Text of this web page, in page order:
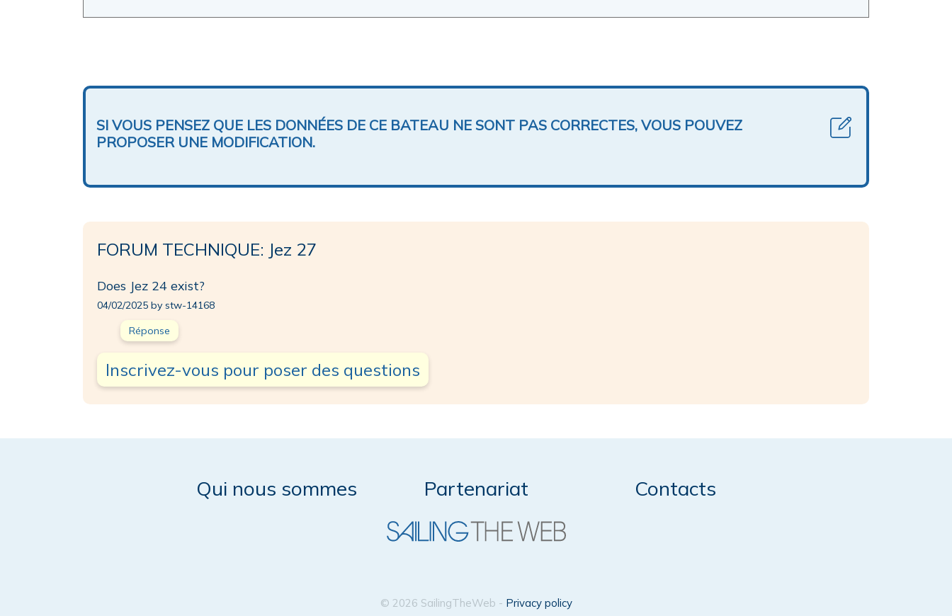
SI VOUS PENSEZ QUE LES DONNÉES DE CE BATEAU NE SONT PAS CORRECTES, VOUS POUVEZ
PROPOSER UNE MODIFICATION.
FORUM TECHNIQUE: Jez 27
Does Jez 24 exist?
04/02/2025 by stw-14168
Réponse
Inscrivez-vous pour poser des questions
Qui nous sommes Partenariat Contacts
© 2026 SailingTheWeb - Privacy policy